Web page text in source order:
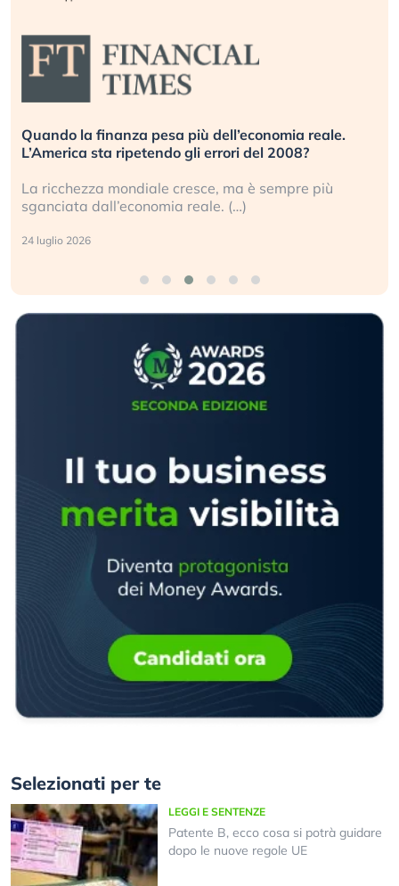
Quando la finanza pesa più dell’economia reale.
L’America sta ripetendo gli errori del 2008?
La ricchezza mondiale cresce, ma è sempre più
sganciata dall’economia reale. (…)
24 luglio 2026
Selezionati per te
LEGGI E SENTENZE
Patente B, ecco cosa si potrà guidare
dopo le nuove regole UE